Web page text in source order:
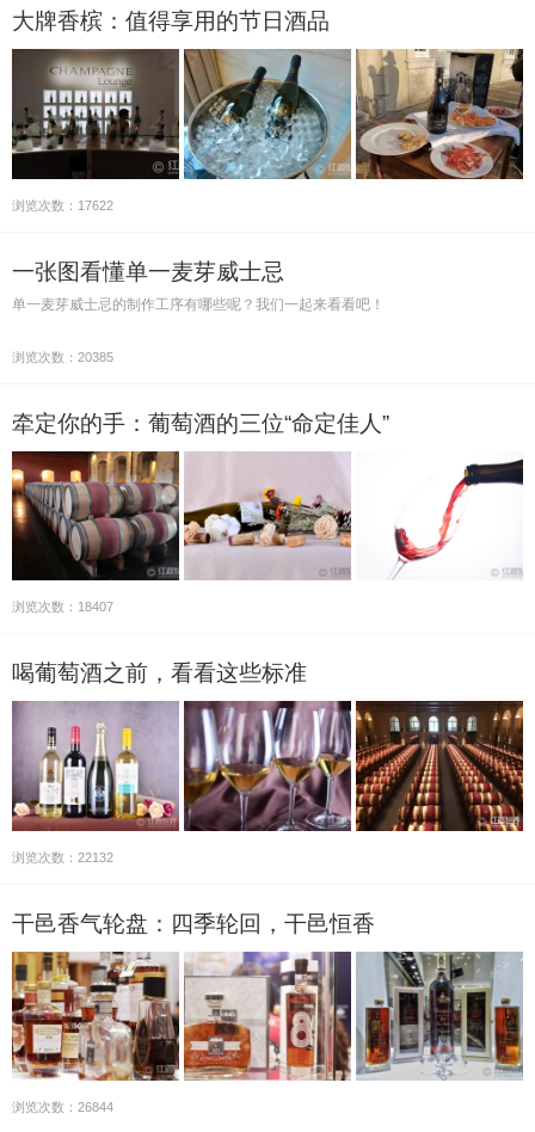
大牌香槟：值得享用的节日酒品
浏览次数：17622
一张图看懂单一麦芽威士忌
单一麦芽威士忌的制作工序有哪些呢？我们一起来看看吧！
浏览次数：20385
牵定你的手：葡萄酒的三位“命定佳人”
浏览次数：18407
喝葡萄酒之前，看看这些标准
浏览次数：22132
干邑香气轮盘：四季轮回，干邑恒香
浏览次数：26844